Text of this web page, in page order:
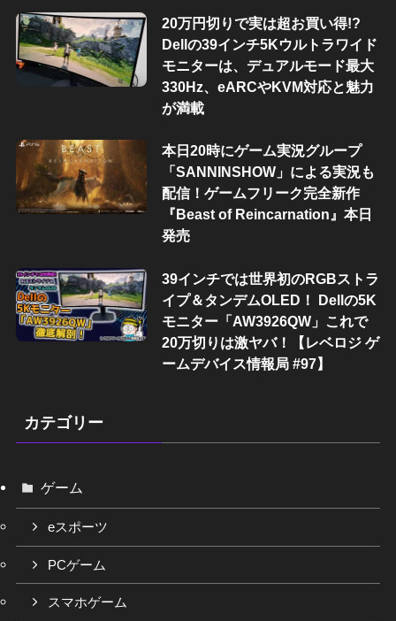
20万円切りで実は超お買い得!?
Dellの39インチ5Kウルトラワイド
モニターは、デュアルモード最大
330Hz、eARCやKVM対応と魅力
が満載
本日20時にゲーム実況グループ
「SANNINSHOW」による実況も
配信！ゲームフリーク完全新作
『Beast of Reincarnation』本日
発売
39インチでは世界初のRGBストラ
イプ＆タンデムOLED！ Dellの5K
モニター「AW3926QW」これで
20万切りは激ヤバ！【レベロジ ゲ
ームデバイス情報局 #97】
カテゴリー
ゲーム
eスポーツ
PCゲーム
スマホゲーム